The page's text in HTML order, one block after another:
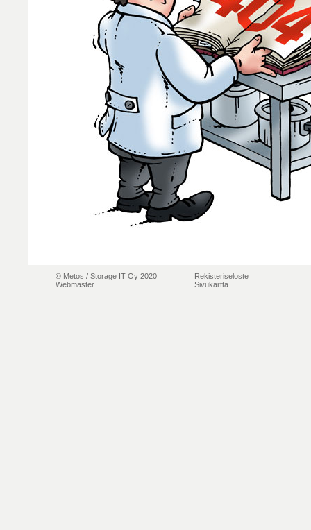
© Metos / Storage IT Oy 2020
Webmaster
Rekisteriseloste
Sivukartta